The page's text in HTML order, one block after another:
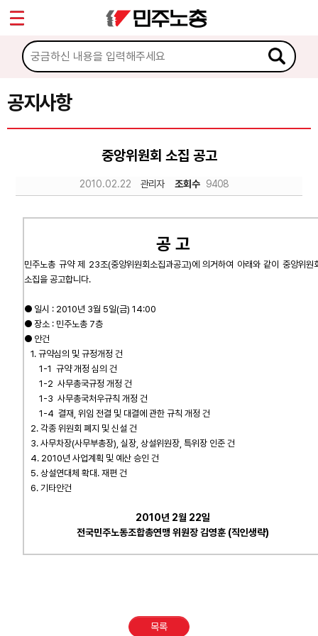
공지사항
중앙위원회 소집 공고
2010.02.22 관리자 조회수 9408
공 고
민주노총 규약 제 23조(중앙위원회소집과공고)에 의거하여 아래와 같이 중앙위원
소집을 공고합니다.
● 일시 : 2010년 3월 5일(금) 14:00
● 장소 : 민주노총 7층
● 안건
1. 규약심의 및 규정개정 건
1-1 규약 개정 심의 건
1-2 사무총국규정 개정 건
1-3 사무총국처우규칙 개정 건
1-4 결재, 위임 전결 및 대결에 관한 규칙 개정 건
2. 각종 위원회 폐지 및 신설 건
3. 사무차장(사무부총장), 실장, 상설위원장, 특위장 인준 건
4. 2010년 사업계획 및 예산 승인 건
5. 상설연대체 확대. 재편 건
6. 기타안건
2010년 2월 22일
전국민주노동조합총연맹 위원장 김영훈 (직인생략)
목록
마이페이지
소개
소식
공지사항
자료
부설기관
업무
Sketchbook5, 스케치북5
Sketchbook5, 스케치북5